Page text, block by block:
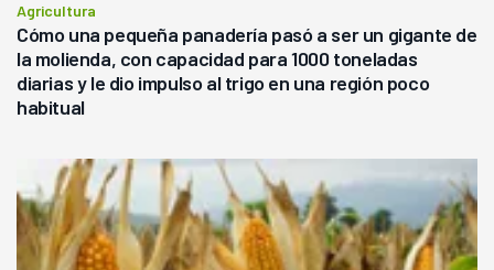
Agricultura
Cómo una pequeña panadería pasó a ser un gigante de
la molienda, con capacidad para 1000 toneladas
diarias y le dio impulso al trigo en una región poco
habitual